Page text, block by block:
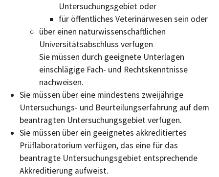
Untersuchungsgebiet oder
für öffentliches Veterinärwesen sein oder
über einen naturwissenschaftlichen
Universitätsabschluss verfügen
Sie müssen durch geeignete Unterlagen
einschlägige Fach- und Rechtskenntnisse
nachweisen.
Sie müssen über eine mindestens zweijährige
Untersuchungs- und Beurteilungserfahrung auf dem
beantragten Untersuchungsgebiet verfügen.
Sie müssen über ein geeignetes akkreditiertes
Prüflaboratorium verfügen, das eine für das
beantragte Untersuchungsgebiet entsprechende
Akkreditierung aufweist.